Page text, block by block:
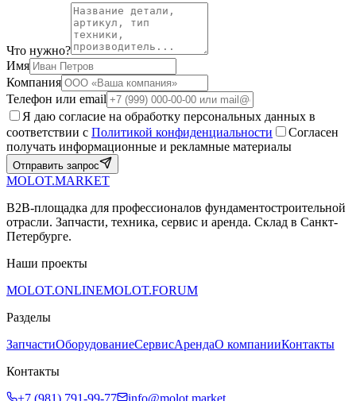
Что нужно?
Имя
Компания
Телефон или email
Я даю согласие на обработку персональных данных в
соответствии с Политикой конфиденциальности
Согласен
получать информационные и рекламные материалы
Отправить запрос
MOLOT.MARKET
B2B-площадка для профессионалов фундаментостроительной
отрасли. Запчасти, техника, сервис и аренда. Склад в Санкт-
Петербурге.
Наши проекты
MOLOT.ONLINEMOLOT.FORUM
Разделы
ЗапчастиОборудованиеСервисАрендаО компанииКонтакты
Контакты
+7 (981) 791-99-77
info@molot.market